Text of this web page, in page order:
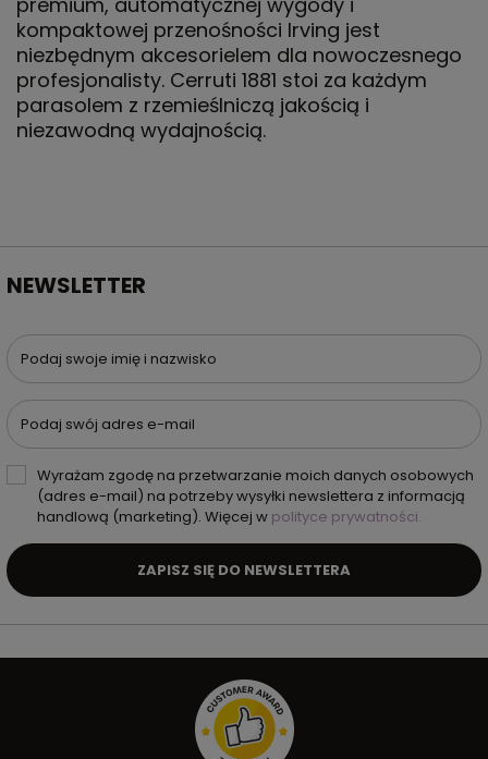
kompaktowej przenośności Irving jest
niezbędnym akcesorielem dla nowoczesnego
profesjonalisty. Cerruti 1881 stoi za każdym
parasolem z rzemieślniczą jakością i
niezawodną wydajnością.
NEWSLETTER
Podaj swoje imię i nazwisko
Podaj swój adres e-mail
Wyrażam zgodę na przetwarzanie moich danych osobowych
(adres e-mail) na potrzeby wysyłki newslettera z informacją
handlową (marketing). Więcej w polityce prywatności.
ZAPISZ SIĘ DO NEWSLETTERA